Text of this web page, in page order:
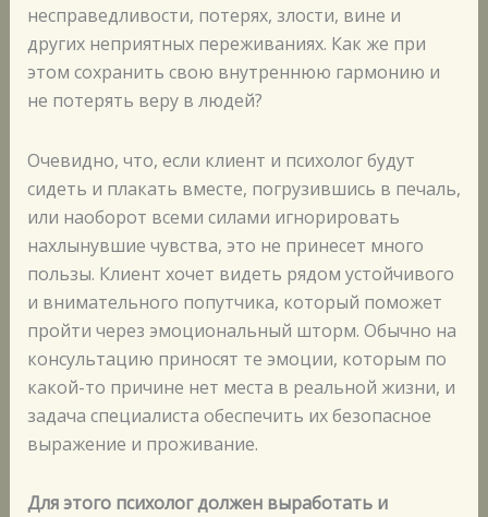
несправедливости, потерях, злости, вине и
других неприятных переживаниях. Как же при
этом сохранить свою внутреннюю гармонию и
не потерять веру в людей?
Очевидно, что, если клиент и психолог будут
сидеть и плакать вместе, погрузившись в печаль,
или наоборот всеми силами игнорировать
нахлынувшие чувства, это не принесет много
пользы. Клиент хочет видеть рядом устойчивого
и внимательного попутчика, который поможет
пройти через эмоциональный шторм. Обычно на
консультацию приносят те эмоции, которым по
какой-то причине нет места в реальной жизни, и
задача специалиста обеспечить их безопасное
выражение и проживание.
Для этого психолог должен выработать и